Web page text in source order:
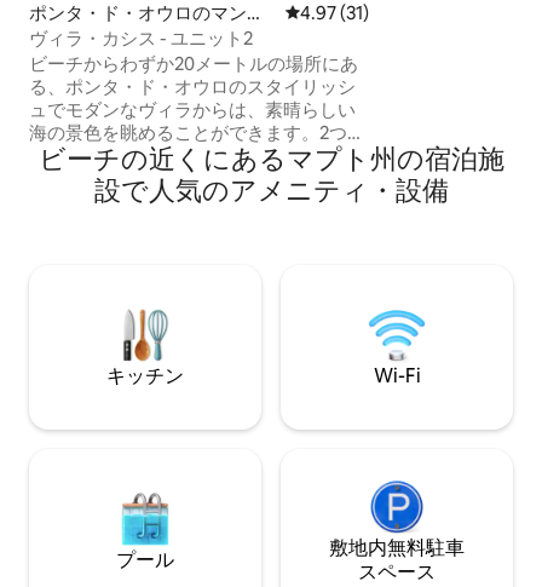
ポンタ・ド・オウロのマンシ
ョン・アパート
レビュー31件、5つ星中4.97つ
4.97 (31)
ヴィラ・カシス - ユニット2
ビーチからわずか20メートルの場所にあ
る、ポンタ・ド・オウロのスタイリッシ
ュでモダンなヴィラからは、素晴らしい
海の景色を眺めることができます。2つの
エンスイートベッドルームを備え、快適
さとプライバシーを求める家族連れやカ
ップルに最適です。ポンタの中心部にあ
なでリラックスしましょう。 ヴィラは、2
つの同じアパートが並んでいます。ユニ
www.airbnb.com/h/villacassisunit1）も
ィ、毎日の清掃サ
MozBevokレスト
すぐ。 180度のオ
ビーチの近くにあるマプト州の宿泊施
設で人気のアメニティ・設備
キッチン Wi-Fi
プール
敷地内無料駐⁠車
ス⁠ペ⁠ー⁠ス